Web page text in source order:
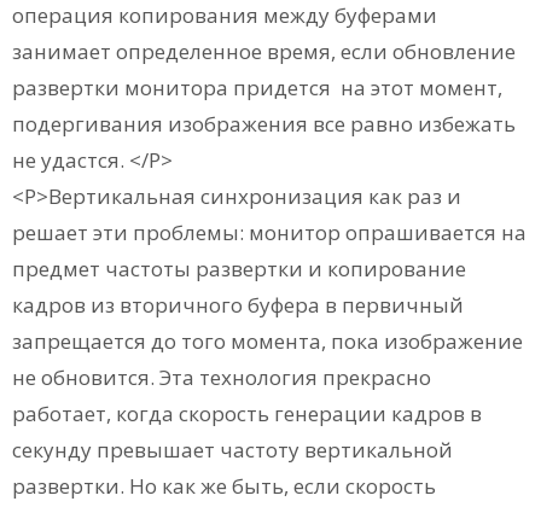
операция копирования между буферами
занимает определенное время, если обновление
развертки монитора придется на этот момент,
подергивания изображения все равно избежать
не удастся. </P>
<P>Вертикальная синхронизация как раз и
решает эти проблемы: монитор опрашивается на
предмет частоты развертки и копирование
кадров из вторичного буфера в первичный
запрещается до того момента, пока изображение
не обновится. Эта технология прекрасно
работает, когда скорость генерации кадров в
секунду превышает частоту вертикальной
развертки. Но как же быть, если скорость